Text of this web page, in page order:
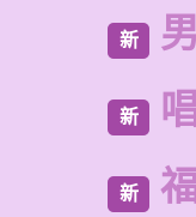
新
新
新